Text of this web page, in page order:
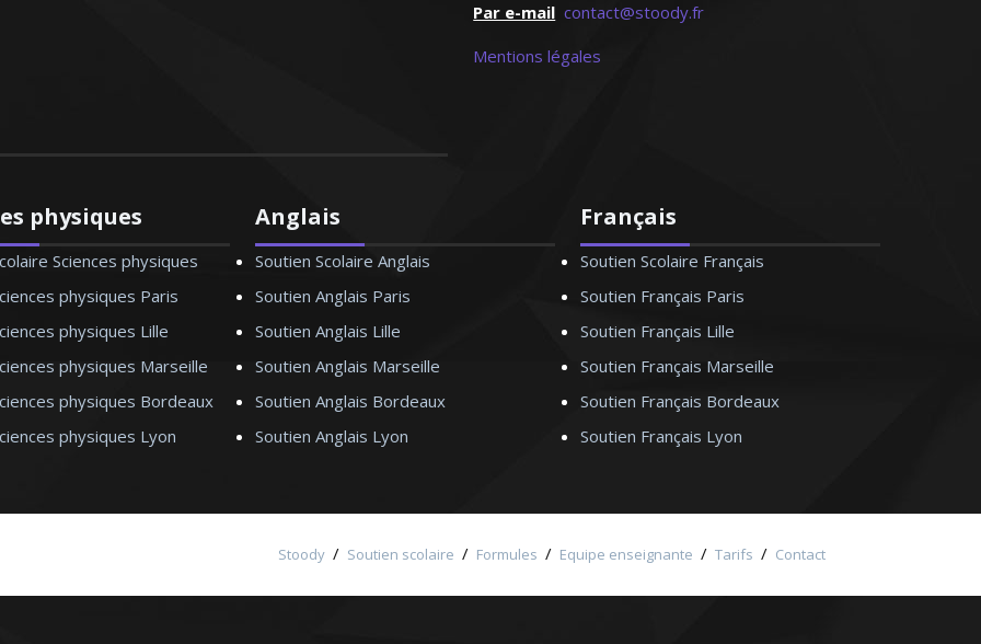
Par e-mail contact@stoody.fr
Mentions légales
physiques
Sciences physiques
physiques Paris
physiques Lille
physiques Marseille
physiques Bordeaux
physiques Lyon
Anglais
Soutien Scolaire Anglais
Soutien Anglais Paris
Soutien Anglais Lille
Soutien Anglais Marseille
Soutien Anglais Bordeaux
Soutien Anglais Lyon
Français
Soutien Scolaire Français
Soutien Français Paris
Soutien Français Lille
Soutien Français Marseille
Soutien Français Bordeaux
Soutien Français Lyon
Stoody / Soutien scolaire / Formules / Equipe enseignante / Tarifs / Contact